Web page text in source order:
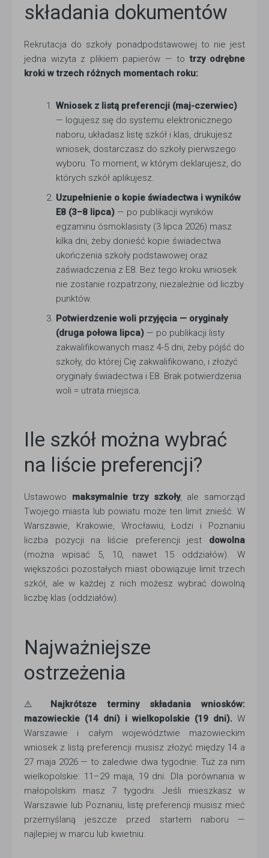
składania dokumentów
Rekrutacja do szkoły ponadpodstawowej to nie jest
jedna wizyta z plikiem papierów — totrzy odrębne
kroki w trzech różnych momentach roku:
Wniosek z listą preferencji (maj-czerwiec)
— logujesz się do systemu elektronicznego
naboru, układasz listę szkół i klas, drukujesz
wniosek, dostarczasz do szkoły pierwszego
wyboru. To moment, w którym deklarujesz, do
których szkół aplikujesz.
Uzupełnienie o kopie świadectwa i wyników
E8 (3–8 lipca)— po publikacji wyników
egzaminu ósmoklasisty (3 lipca 2026) masz
kilka dni, żeby donieść kopie świadectwa
ukończenia szkoły podstawowej oraz
zaświadczenia z E8. Bez tego kroku wniosek
nie zostanie rozpatrzony, niezależnie od liczby
punktów.
Potwierdzenie woli przyjęcia — oryginały
(druga połowa lipca)— po publikacji listy
zakwalifikowanych masz 4-5 dni, żeby pójść do
szkoły, do której Cię zakwalifikowano, i złożyć
oryginały świadectwa i E8. Brak potwierdzenia
woli = utrata miejsca.
Ile szkół można wybrać
na liście preferencji?
Ustawowo maksymalnie trzy szkoły, ale samorząd
Twojego miasta lub powiatu może ten limit znieść. W
Warszawie, Krakowie, Wrocławiu, Łodzi i Poznaniu
liczba pozycji na liście preferencji jest dowolna
(można wpisać 5, 10, nawet 15 oddziałów). W
większości pozostałych miast obowiązuje limit trzech
szkół, ale w każdej z nich możesz wybrać dowolną
liczbę klas (oddziałów).
Najważniejsze
ostrzeżenia
⚠️
Najkrótsze terminy składania wniosków:
mazowieckie (14 dni) i wielkopolskie (19 dni). W
Warszawie i całym województwie mazowieckim
wniosek z listą preferencji musisz złożyć między 14 a
27 maja 2026 — to zaledwie dwa tygodnie. Tuż za nim
wielkopolskie: 11–29 maja, 19 dni. Dla porównania w
małopolskim masz 7 tygodni. Jeśli mieszkasz w
Warszawie lub Poznaniu, listę preferencji musisz mieć
przemyślaną jeszcze przed startem naboru —
najlepiej w marcu lub kwietniu.